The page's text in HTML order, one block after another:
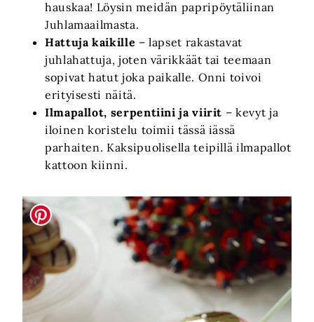
hauskaa! Löysin meidän papripöytäliinan
Juhlamaailmasta.
Hattuja kaikille – lapset rakastavat
juhlahattuja, joten värikkäät tai teemaan
sopivat hatut joka paikalle. Onni toivoi
erityisesti näitä.
Ilmapallot, serpentiini ja viirit – kevyt ja
iloinen koristelu toimii tässä iässä
parhaiten. Kaksipuolisella teipillä ilmapallot
kattoon kiinni.